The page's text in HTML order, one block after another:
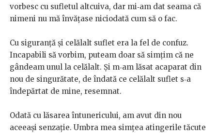
vorbesc cu sufletul altcuiva, dar mi‑am dat seama că
nimeni nu mă învățase niciodată cum să o fac.
Cu siguranță și celălalt suflet era la fel de confuz.
Incapabili să vorbim, puteam doar să simțim că ne
gândeam unul la celălalt. Și m‑am lăsat acaparat din
nou de singurătate, de îndată ce celălalt suflet s‑a
îndepărtat de mine, resemnat.
Odată cu lăsarea întunericului, am avut din nou
aceeași senzație. Umbra mea simțea atingerile tăcute